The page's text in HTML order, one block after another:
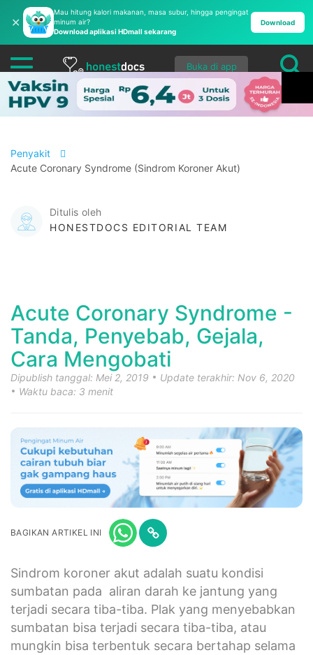
✕
Mau hitung kalori makanan, masa subur, hingga pengingat
minum air?
Download aplikasi HDmall sekarang
Download
Buka di app
Penyakit
Acute Coronary Syndrome (Sindrom Koroner Akut)
Ditulis oleh
HONESTDOCS EDITORIAL TEAM
Acute Coronary Syndrome -
Tanda, Penyebab, Gejala,
Cara Mengobati
Dipublish tanggal: Mei 2, 2019
Update terakhir: Nov 6, 2020
Waktu baca: 3 menit
BAGIKAN ARTIKEL INI
Sindrom koroner akut adalah suatu kondisi
sumbatan pada aliran darah ke jantung yang
terjadi secara tiba-tiba. Plak yang menyebabkan
sumbatan bisa terjadi secara tiba-tiba, atau
mungkin bisa terbentuk secara bertahap selama